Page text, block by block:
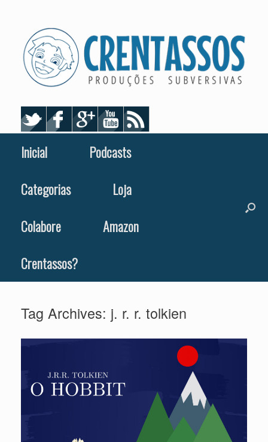
Inicial
Podcasts
Categorias
Loja
Colabore
Amazon
Crentassos?
Tag Archives: j. r. r. tolkien